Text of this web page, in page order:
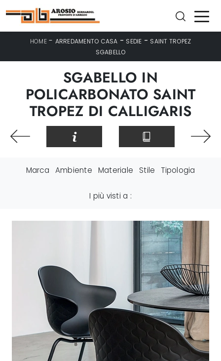
HOME- ARREDAMENTO CASA - SEDIE - SAINT TROPEZ
SGABELLO
SGABELLO IN
POLICARBONATO SAINT
TROPEZ DI CALLIGARIS
Marca Ambiente Materiale Stile Tipologia
I più visti a :